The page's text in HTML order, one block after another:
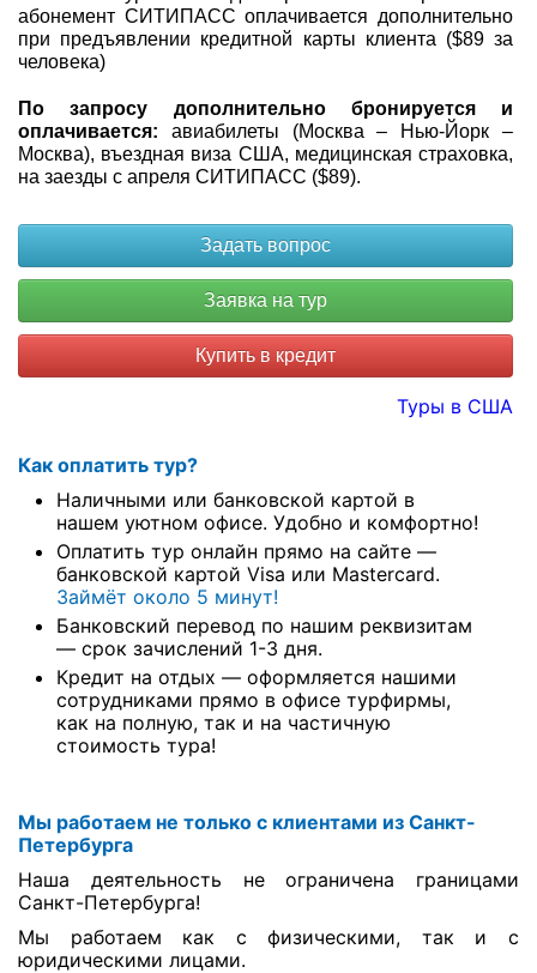
абонемент СИТИПАСС оплачивается дополнительно
при предъявлении кредитной карты клиента ($89 за
человека)
По запросу дополнительно бронируется и
оплачивается: авиабилеты (Москва – Нью-Йорк –
Москва), въездная виза США, медицинская страховка,
на заезды с апреля СИТИПАСС ($89).
Купить в кредит
Туры в США
Как оплатить тур?
Наличными или банковской картой в
нашем уютном офисе. Удобно и комфортно!
Оплатить тур онлайн прямо на сайте —
банковской картой Visa или Mastercard.
Займёт около 5 минут!
Банковский перевод по нашим реквизитам
— срок зачислений 1-3 дня.
Кредит на отдых — оформляется нашими
сотрудниками прямо в офисе турфирмы,
как на полную, так и на частичную
стоимость тура!
Мы работаем не только с клиентами из Санкт-
Петербурга
Наша деятельность не ограничена границами
Санкт-Петербурга!
Мы работаем как с физическими, так и с
юридическими лицами.